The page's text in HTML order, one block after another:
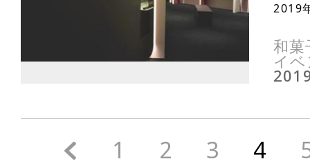
2019
和菓
イ
< 1 2 3 4